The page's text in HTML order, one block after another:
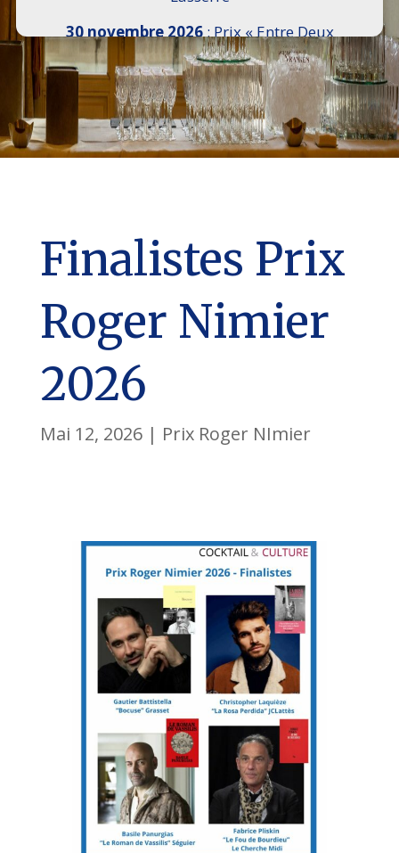
30 novembre 2026: Prix « Entre Deux
Rives » I Scemi Astutti au Sénat
7 décembre 2026 :16e Salon de l’Histoire de
18h30 à 21h, remise du Prix du Guesclin,
Cercle National des Armées 8 place Saint-
Augustin Paris 8e
Finalistes Prix
Roger Nimier
2026
Mai 12, 2026| Prix Roger NImier